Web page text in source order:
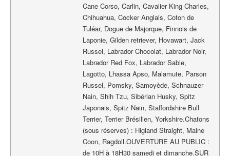
Cane Corso, Carlin, Cavalier King Charles,
Chihuahua, Cocker Anglais, Coton de
Tuléar, Dogue de Majorque, Finnois de
Laponie, Gilden retriever, Hovawart, Jack
Russel, Labrador Chocolat, Labrador Noir,
Labrador Red Fox, Labrador Sable,
Lagotto, Lhassa Apso, Malamute, Parson
Russel, Pomsky, Samoyède, Schnauzer
Nain, Shih Tzu, Sibérian Husky, Spitz
Japonais, Spitz Nain, Staffordshire Bull
Terrier, Terrier Brésilien, Yorkshire.Chatons
(sous réserves) : Higland Straight, Maine
Coon, Ragdoll.OUVERTURE AU PUBLIC :
de 10H à 18H30 samedi et dimanche.SUR